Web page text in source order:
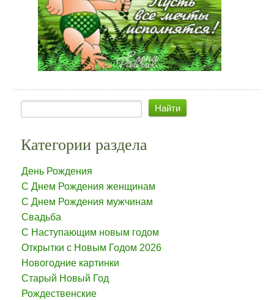
Категории раздела
День Рождения
С Днем Рождения женщинам
С Днем Рождения мужчинам
Свадьба
С Наступающим новым годом
Открытки с Новым Годом 2026
Новогодние картинки
Старый Новый Год
Рождественские